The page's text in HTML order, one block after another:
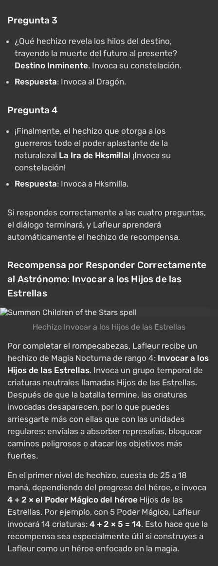
Pregunta 3
¿Qué hechizo revela los hilos del destino,
trayendo la muerte del futuro al presente?
Destino Inminente. Invoca su constelación.
Respuesta: Invoca al Dragón.
Pregunta 4
¡Finalmente, el hechizo que otorga a los
guerreros todo el poder aplastante de la
naturaleza! La Ira de Hksmilla! ¡Invoca su
constelación!
Respuesta: Invoca a Hksmilla.
Si respondes correctamente a las cuatro preguntas,
el diálogo terminará, y Lafleur aprenderá
automáticamente el hechizo de recompensa.
Recompensa por Responder Correctamente
al Astrónomo: Invocar a los Hijos de las
Estrellas
Hechizo Invocar a los Hijos de las Estrellas
Por completar el rompecabezas, Lafleur recibe un
hechizo de Magia Nocturna de rango 4: Invocar a los
Hijos de las Estrellas. Invoca un grupo temporal de
criaturas neutrales llamadas Hijos de las Estrellas.
Después de que la batalla termine, las criaturas
invocadas desaparecen, por lo que puedes
arriesgarte más con ellas que con las unidades
regulares: envíalas a absorber represalias, bloquear
caminos peligrosos o atacar los objetivos más
fuertes.
En el primer nivel de hechizo, cuesta de 25 a 18
maná, dependiendo del progreso del héroe, e invoca
4 + 2 × el Poder Mágico del héroe Hijos de las
Estrellas. Por ejemplo, con 5 Poder Mágico, Lafleur
invocará 14 criaturas: 4 + 2 × 5 = 14. Esto hace que la
recompensa sea especialmente útil si construyes a
Lafleur como un héroe enfocado en la magia.